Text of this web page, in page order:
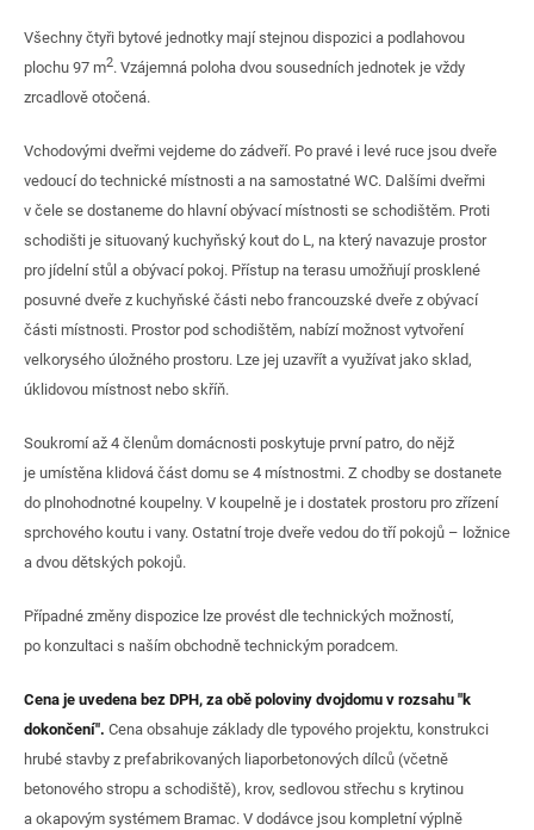
Všechny čtyři bytové jednotky mají stejnou dispozici a podlahovou
plochu 97 m2. Vzájemná poloha dvou sousedních jednotek je vždy
zrcadlově otočená.
Vchodovými dveřmi vejdeme do zádveří. Po pravé i levé ruce jsou dveře
vedoucí do technické místnosti a na samostatné WC. Dalšími dveřmi
v čele se dostaneme do hlavní obývací místnosti se schodištěm. Proti
schodišti je situovaný kuchyňský kout do L, na který navazuje prostor
pro jídelní stůl a obývací pokoj. Přístup na terasu umožňují prosklené
posuvné dveře z kuchyňské části nebo francouzské dveře z obývací
části místnosti. Prostor pod schodištěm, nabízí možnost vytvoření
velkorysého úložného prostoru. Lze jej uzavřít a využívat jako sklad,
úklidovou místnost nebo skříň.
Soukromí až 4 členům domácnosti poskytuje první patro, do nějž
je umístěna klidová část domu se 4 místnostmi. Z chodby se dostanete
do plnohodnotné koupelny. V koupelně je i dostatek prostoru pro zřízení
sprchového koutu i vany. Ostatní troje dveře vedou do tří pokojů – ložnice
a dvou dětských pokojů.
Případné změny dispozice lze provést dle technických možností,
po konzultaci s naším obchodně technickým poradcem.
Cena je uvedena bez DPH, za obě poloviny dvojdomu v rozsahu "k
dokončení". Cena obsahuje základy dle typového projektu, konstrukci
hrubé stavby z prefabrikovaných liaporbetonových dílců (včetně
betonového stropu a schodiště), krov, sedlovou střechu s krytinou
a okapovým systémem Bramac. V dodávce jsou kompletní výplně